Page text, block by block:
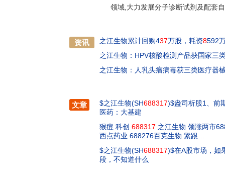
领域,大力发展分子诊断试剂及配套
资讯 之江生物累计回购437万股，耗资8592
之江生物：HPV核酸检测产品获国家三
之江生物：人乳头瘤病毒获三类医疗器
文章 $之江生物(SH688317)$盎司析股1、前
医药：大基建
猴痘 科创 688317 之江生物 领涨两市
西点药业 688276百克生物 紧跟…
$之江生物(SH688317)$在A股市场，如
段，不知道什么